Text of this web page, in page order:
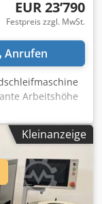
EUR 23’790
Festpreis zzgl. MwSt.
Anrufen
Arbeitshöhe
mit
gummiert,
für
über
Schleifschuh,
Kleinanzeige